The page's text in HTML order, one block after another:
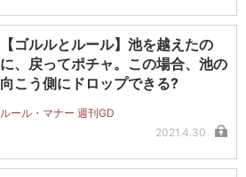
【ゴルルとルール】池を越えたの
に、戻ってポチャ。この場合、池の
向こう側にドロップできる?
ルール・マナー 週刊GD
2021.4.30